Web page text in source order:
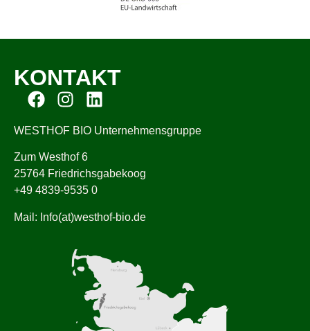
KONTAKT
WESTHOF BIO Unternehmensgruppe
Zum Westhof 6
25764 Friedrichsgabekoog
+49 4839-9535 0
Mail: Info(at)westhof-bio.de